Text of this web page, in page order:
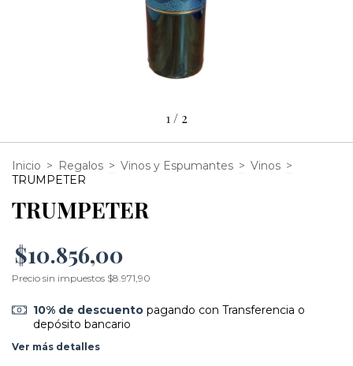
1 / 2
Inicio > Regalos > Vinos y Espumantes > Vinos >
TRUMPETER
TRUMPETER
$10.856,00
Precio sin impuestos $8.971,90
10% de descuentopagando con Transferencia o
depósito bancario
Ver más detalles